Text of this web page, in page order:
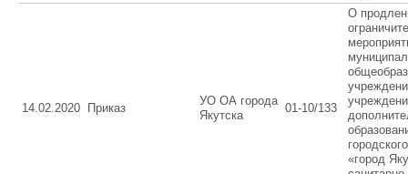
14.02.2020 Приказ
УО ОА города
Якутска
01-10/133
О
«город